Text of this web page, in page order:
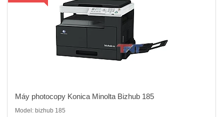
Máy photocopy Konica Minolta Bizhub 185
Model: bizhub 185